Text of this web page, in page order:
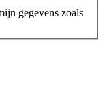
gegevens zoals